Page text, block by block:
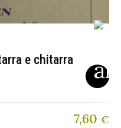
e chitarra
7,60 €